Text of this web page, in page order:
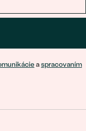
aspracovaním